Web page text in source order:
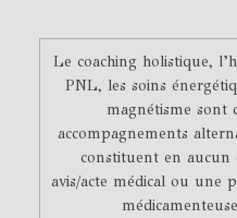
Le coaching holistique,
PNL, les soins
magnétisme sont
accompagnements
constituent en aucun
avis/acte médical ou une